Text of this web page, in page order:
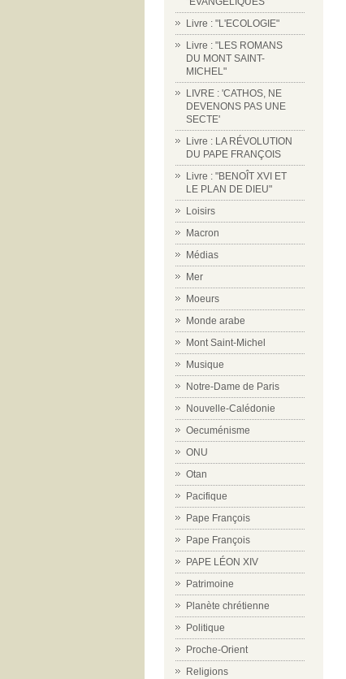
Livre : "L'ECOLOGIE"
Livre : "LES ROMANS
DU MONT SAINT-
MICHEL"
LIVRE : 'CATHOS, NE
DEVENONS PAS UNE
SECTE'
Livre : LA RÉVOLUTION
DU PAPE FRANÇOIS
Livre : "BENOÎT XVI ET
LE PLAN DE DIEU"
Loisirs
Macron
Médias
Mer
Moeurs
Monde arabe
Mont Saint-Michel
Musique
Notre-Dame de Paris
Nouvelle-Calédonie
Oecuménisme
ONU
Otan
Pacifique
Pape François
Pape François
PAPE LÉON XIV
Patrimoine
Planète chrétienne
Politique
Proche-Orient
Religions